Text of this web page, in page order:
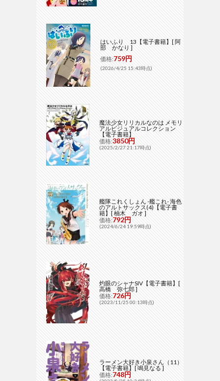
はいふり 13【電子書籍】[ 阿
部 かなり ]
価格:759円
(2026/4/25 15:43時点)
魔法少女リリカルなのは メモリ
アルビジュアルコレクション
【電子書籍】
価格:3850円
(2025/2/27 21:17時点)
艦隊これくしょん -艦これ- 海色
のアルトサックス(4)【電子書
籍】[ 柚木 ガオ ]
価格:792円
(2024/6/24 19:59時点)
灼眼のシャナSIV【電子書籍】[
高橋 弥七郎 ]
価格:726円
(2023/11/25 00:13時点)
ラーメン大好き小泉さん（11）
【電子書籍】[ 鳴見なる ]
価格:748円